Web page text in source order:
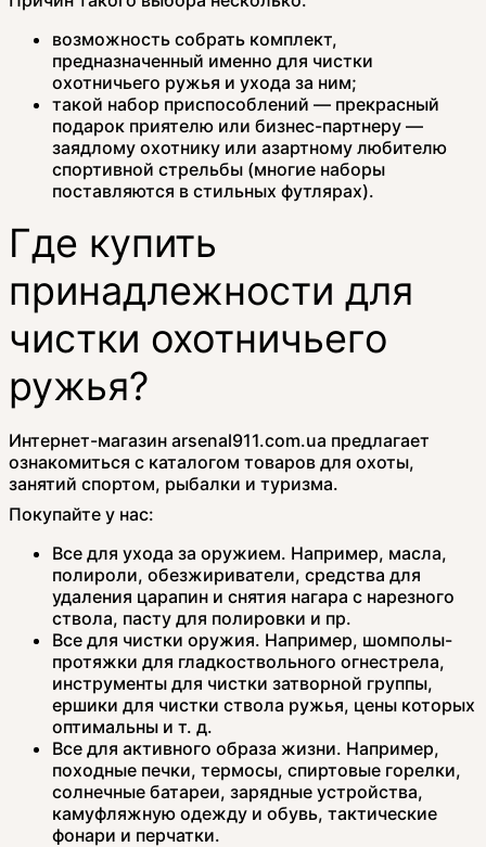
возможность собрать комплект,
предназначенный именно для чистки
охотничьего ружья и ухода за ним;
такой набор приспособлений — прекрасный
подарок приятелю или бизнес-партнеру —
заядлому охотнику или азартному любителю
спортивной стрельбы (многие наборы
поставляются в стильных футлярах).
Где купить
принадлежности для
чистки охотничьего
ружья?
Интернет-магазин arsenal911.com.ua предлагает
ознакомиться с каталогом товаров для охоты,
занятий спортом, рыбалки и туризма.
Покупайте у нас:
Все для ухода за оружием. Например, масла,
полироли, обезжириватели, средства для
удаления царапин и снятия нагара с нарезного
ствола, пасту для полировки и пр.
Все для чистки оружия. Например, шомполы-
протяжки для гладкоствольного огнестрела,
инструменты для чистки затворной группы,
ершики для чистки ствола ружья, цены которых
оптимальны и т. д.
Все для активного образа жизни. Например,
походные печки, термосы, спиртовые горелки,
солнечные батареи, зарядные устройства,
камуфляжную одежду и обувь, тактические
фонари и перчатки.